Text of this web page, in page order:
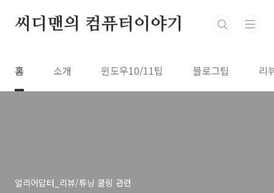
씨디맨의 컴퓨터이야기
홈 소개 윈도우10/11팁 블로그팁 리
얼리어답터_리뷰/튜닝 쿨링 관련